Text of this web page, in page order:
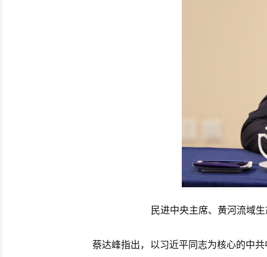
民进中央主席、黄河流域
蔡达峰指出，以习近平同志为核心的中共